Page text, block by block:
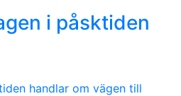
i påsktiden
handlar om vägen till